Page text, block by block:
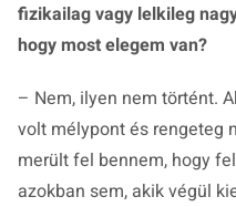
fizikailag vagy lelkileg
hogy most elegem van?
– Nem, ilyen nem történt.
volt mélypont és rengeteg
merült fel bennem, hogy
azokban sem, akik végül